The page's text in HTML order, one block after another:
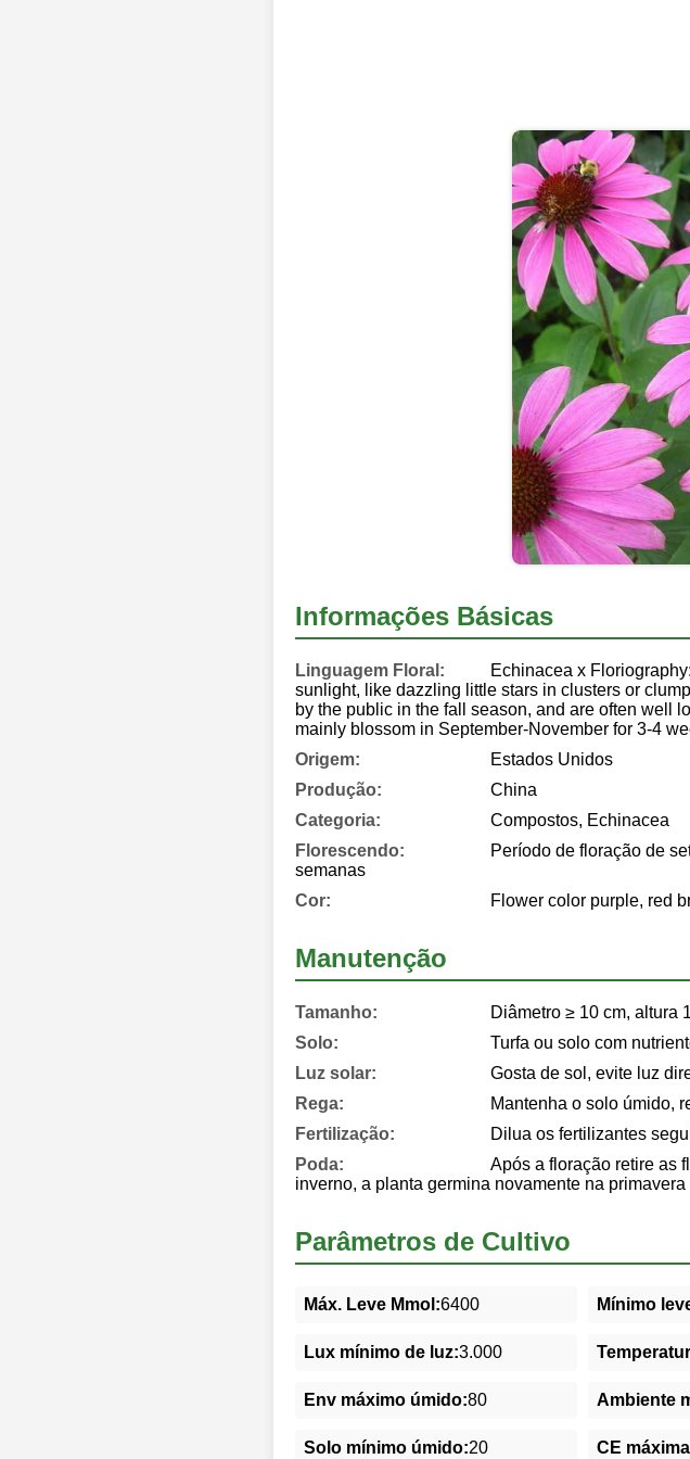
Informações Básicas
Linguagem Floral:
Echinacea x
sunlight, like dazzling little stars in clusters or
by the public in the fall season, and are often well
mainly blossom in September-November for 3-4
Origem:
Estados Unidos
Produção:
China
Categoria:
Compostos, Echinacea
Florescendo:
Período de floração de
semanas
Cor:
Flower color purple, red
Manutenção
Tamanho:
Diâmetro ≥ 10 cm, altura
Solo:
Turfa ou solo com
Luz solar:
Gosta de sol, evite luz
Rega:
Mantenha o solo úmido,
Fertilização:
Dilua os fertilizantes
Poda:
Após a floração retire as
inverno, a planta germina novamente na primavera
Parâmetros de Cultivo
Máx. Leve Mmol:6400 Mínimo
Lux mínimo de luz:3.000
Env máximo úmido:80 Ambiente
Solo mínimo úmido:20 CE